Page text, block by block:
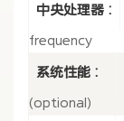
中央处理器 :
frequency
系统性能 :
(optional)